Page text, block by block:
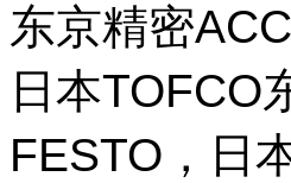
东京精密
日本TOFCO
FESTO，日